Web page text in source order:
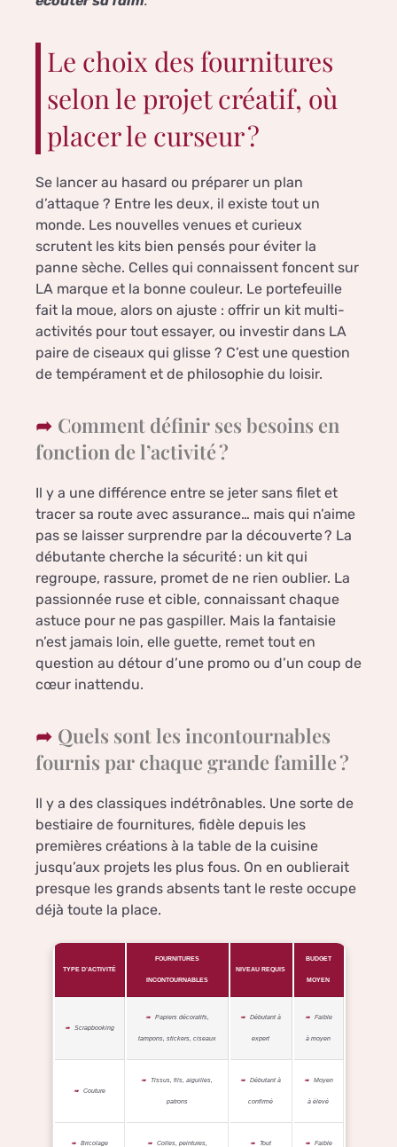
Le choix des fournitures
selon le projet créatif, où
placer le curseur ?
Se lancer au hasard ou préparer un plan
d’attaque ? Entre les deux, il existe tout un
monde. Les nouvelles venues et curieux
scrutent les kits bien pensés pour éviter la
panne sèche. Celles qui connaissent foncent sur
LA marque et la bonne couleur. Le portefeuille
fait la moue, alors on ajuste : offrir un kit multi-
activités pour tout essayer, ou investir dans LA
paire de ciseaux qui glisse ? C’est une question
de tempérament et de philosophie du loisir.
Comment définir ses besoins en
fonction de l’activité ?
Il y a une différence entre se jeter sans filet et
tracer sa route avec assurance… mais qui n’aime
pas se laisser surprendre par la découverte ? La
débutante cherche la sécurité : un kit qui
regroupe, rassure, promet de ne rien oublier. La
passionnée ruse et cible, connaissant chaque
astuce pour ne pas gaspiller. Mais la fantaisie
n’est jamais loin, elle guette, remet tout en
question au détour d’une promo ou d’un coup de
cœur inattendu.
Quels sont les incontournables
fournis par chaque grande famille ?
Il y a des classiques indétrônables. Une sorte de
bestiaire de fournitures, fidèle depuis les
premières créations à la table de la cuisine
jusqu’aux projets les plus fous. On en oublierait
presque les grands absents tant le reste occupe
déjà toute la place.
TYPE D’ACTIVITÉ
FOURNITURES
INCONTOURNABLES
NIVEAU REQUIS
BUDGET
MOYEN
Scrapbooking
Papiers décoratifs,
tampons, stickers, ciseaux
Débutant à
expert
Faible
à moyen
Couture
Tissus, fils, aiguilles,
patrons
Débutant à
confirmé
Moyen
à élevé
Bricolage Colles, peintures, Tout Faible